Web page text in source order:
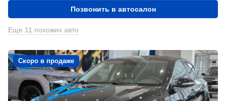
Позвонить в автосалон
Еще 11 похожих авто
Скоро в продаже